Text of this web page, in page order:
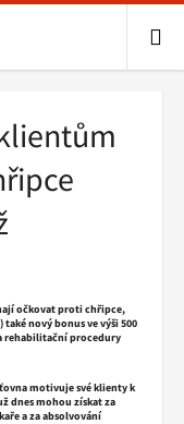
očkovat proti chřipce,
nový bonus ve výši 500
rehabilitační procedury
motivuje své klienty k
dnes mohou získat za
a za absolvování